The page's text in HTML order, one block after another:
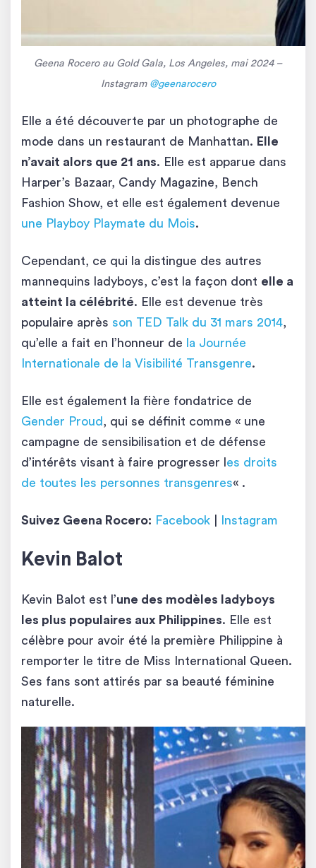
Geena Rocero au Gold Gala, Los Angeles, mai 2024 –
Instagram @geenarocero
Elle a été découverte par un photographe de
mode dans un restaurant de Manhattan. Elle
n’avait alors que 21 ans. Elle est apparue dans
Harper’s Bazaar, Candy Magazine, Bench
Fashion Show, et elle est également devenue
une Playboy Playmate du Mois.
Cependant, ce qui la distingue des autres
mannequins ladyboys, c’est la façon dont elle a
atteint la célébrité. Elle est devenue très
populaire après son TED Talk du 31 mars 2014,
qu’elle a fait en l’honneur de
la Journée
Internationale de la Visibilité Transgenre.
Elle est également la fière fondatrice de
Gender Proud , qui se définit comme « une
campagne de sensibilisation et de défense
d’intérêts visant à faire progresser l es droits
de toutes les personnes transgenres« .
Suivez Geena Rocero: Facebook Instagram
Kevin Balot
Kevin Balot est l’une des modèles ladyboys
les plus populaires aux Philippines. Elle est
célèbre pour avoir été la première Philippine à
remporter le titre de Miss International Queen.
Ses fans sont attirés par sa beauté féminine
naturelle.